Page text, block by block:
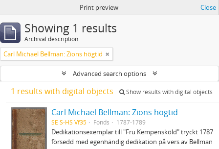
Print preview Close
Showing 1 results
Archival description
Carl Michael Bellman: Zions högtid
Advanced search options
1 results with digital objects Show results with digital objects
Carl Michael Bellman: Zions högtid
SE S-HS Vf35 Fonds 1787-1789
Dedikationsexemplar till "Fru Kempensköld" tryckt 1787
försedd med egenhändig dedikation på vers av Bellman